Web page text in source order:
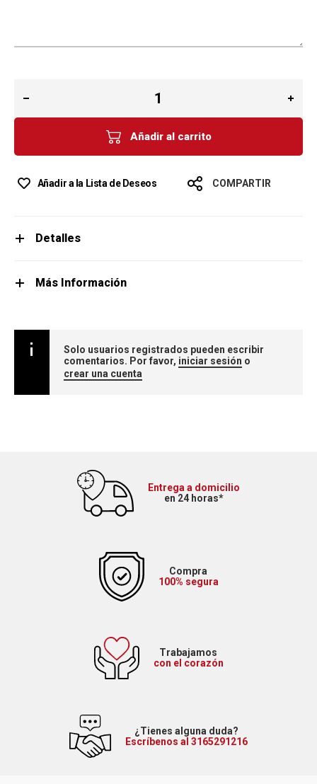
Añadir al carrito
Añadir a la Lista de Deseos COMPARTIR
Detalles
Más Información
Solo usuarios registrados pueden escribir
comentarios. Por favor, iniciar sesión o
crear una cuenta
Entrega a domicilio
en 24 horas*
Compra
100% segura
Trabajamos
con el corazón
¿Tienes alguna duda?
Escríbenos al 3165291216